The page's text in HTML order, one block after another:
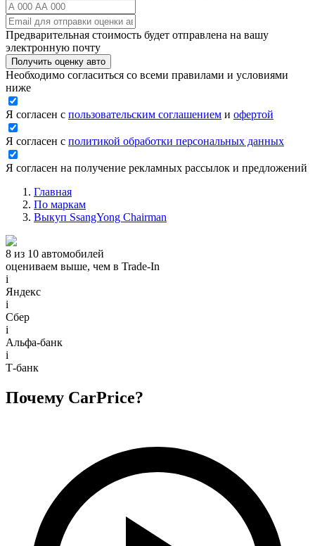
Предварительная стоимость будет отправлена на вашу
электронную почту
Получить оценку авто
Необходимо согласиться со всеми правилами и условиями
ниже
Я согласен с пользовательским соглашением и офертой
Я согласен с политикой обработки персональных данных
Я согласен на получение рекламных рассылок и предложений
Главная
По маркам
Выкуп SsangYong Chairman
8 из 10 автомобилей
оцениваем выше, чем в Trade‑In
i
Яндекс
i
Сбер
i
Альфа-банк
i
Т-банк
Почему CarPrice?